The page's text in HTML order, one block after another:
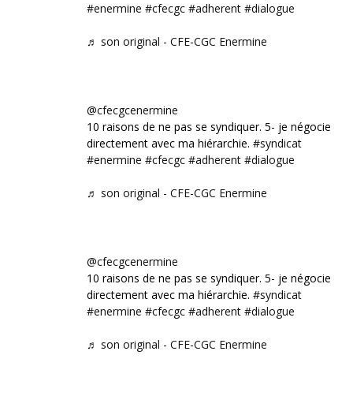
#enermine #cfecgc #adherent #dialogue
♬ son original - CFE-CGC Enermine
@cfecgcenermine
10 raisons de ne pas se syndiquer. 5- je négocie
directement avec ma hiérarchie. #syndicat
#enermine #cfecgc #adherent #dialogue
♬ son original - CFE-CGC Enermine
@cfecgcenermine
10 raisons de ne pas se syndiquer. 5- je négocie
directement avec ma hiérarchie. #syndicat
#enermine #cfecgc #adherent #dialogue
♬ son original - CFE-CGC Enermine